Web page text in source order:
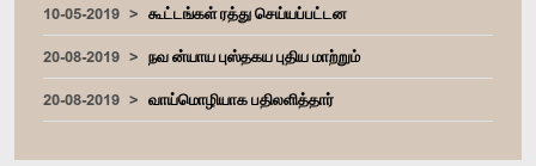
10-05-2019
கூட்டங்கள் ரத்து செய்யப்பட்டன
20-08-2019
நவ ன்யாய புஸ்தகய புதிய மாற்றும்
20-08-2019
வாய்மொழியாக பதிலளித்தார்